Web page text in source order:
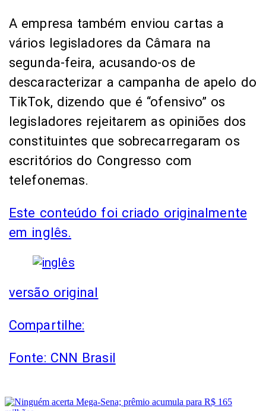
A empresa também enviou cartas a
vários legisladores da Câmara na
segunda-feira, acusando-os de
descaracterizar a campanha de apelo do
TikTok, dizendo que é “ofensivo” os
legisladores rejeitarem as opiniões dos
constituintes que sobrecarregaram os
escritórios do Congresso com
telefonemas.
Este conteúdo foi criado originalmente
em inglês.
versão original
Compartilhe:
Fonte: CNN Brasil